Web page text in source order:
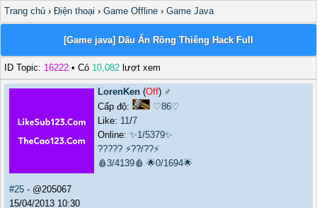
Trang chủ › Điện thoại › Game Offline › Game Java
[Game java] Dấu Ấn Rồng Thiêng Hack Full
ID Topic: 16222 • Có 10,082 lượt xem
LorenKen (Off) ♂️
Cấp độ:
♡86♡
Like: 11/7
Online: ✨1/5379✨
????? ⚡??/??⚡
🩸3/4139🩸 🌟0/1694🌟
#25 - @205067
15/04/2013 10:30